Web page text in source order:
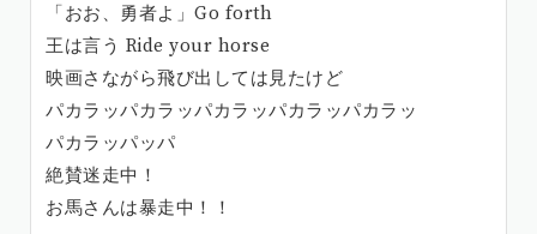
「おお、勇者よ」Go forth
王は言う Ride your horse
映画さながら飛び出しては見たけど
パカラッパカラッパカラッパカラッパカラッ
パカラッパッパ
絶賛迷走中！
お馬さんは暴走中！！